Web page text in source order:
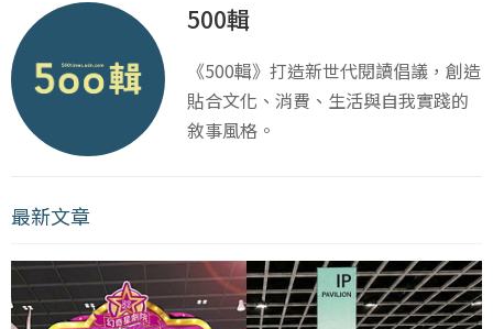
500輯
《500輯》打造新世代閱讀倡議，創造
貼合文化、消費、生活與自我實踐的
敘事風格。
最新文章